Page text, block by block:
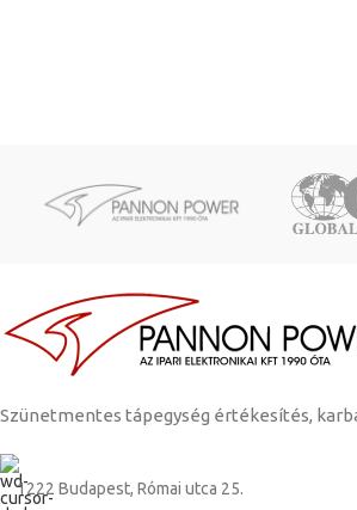
Szünetmentes tápegység értékesítés,
1222 Budapest, Római utca 25.